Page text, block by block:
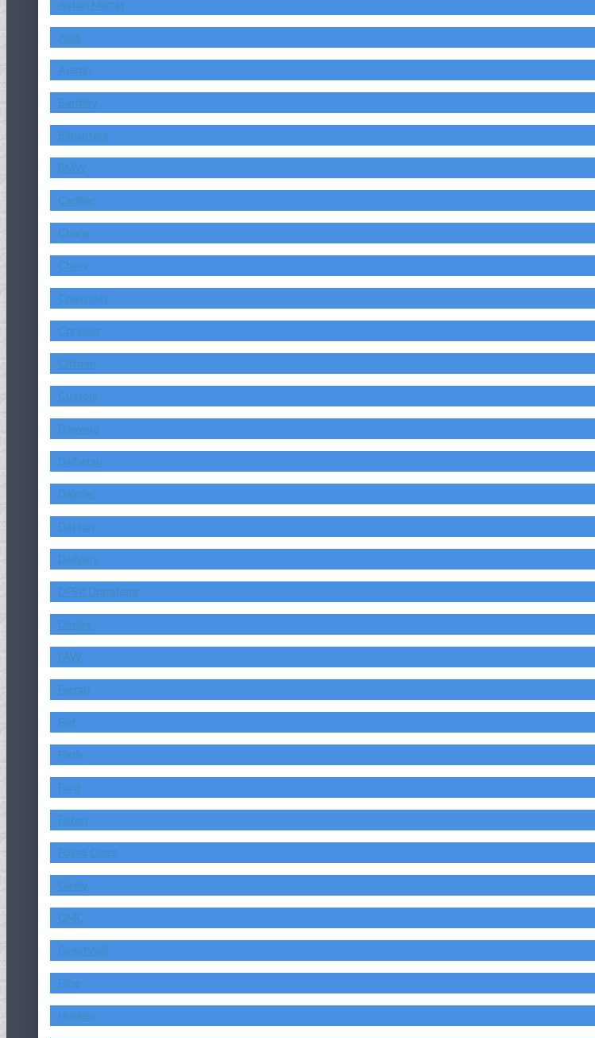
Aston Martin
Audi
Austin
Bentley
Bimantara
BMW
Cadillac
Chana
Chery
Chevrolet
Chrysler
Citroen
Custom
Daewoo
Daihatsu
Daimler
Datsun
Delivery
DFSK Dongfeng
Dodge
FAW
Ferrari
Fiat
Fiath
Ford
Foton
Fuyao Glass
Geely
GMC
GreatWall
Hino
Holden